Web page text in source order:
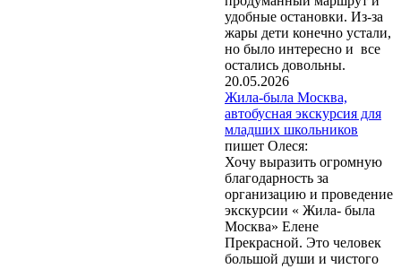
заказа нажатие кнопки
"Отправить" или
"Заказать" означает
согласие на обработку
Ваших персональных
данных (Федеральный
закон № 152-ФЗ от
27.07.2006 г. «О
персональных
данных»).Вы даете
согласие Центру
экскурсий и
путешествий
«Московский» на
обработку своих
персональных данных
удобные остановки. Из-за
жары дети конечно устали,
но было интересно и все
остались довольны.
20.05.2026
Жила-была Москва,
автобусная экскурсия для
младших школьников
пишет Олеся:
Хочу выразить огромную
благодарность за
организацию и проведение
экскурсии « Жила- была
Москва» Елене
Прекрасной. Это человек
большой души и чистого